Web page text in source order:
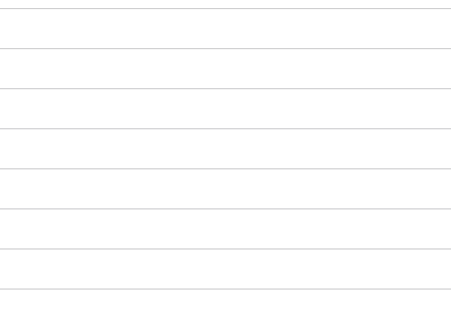
A Google Maps szolgáltatás betöltéséhez
Powered byUsercentrics Consent